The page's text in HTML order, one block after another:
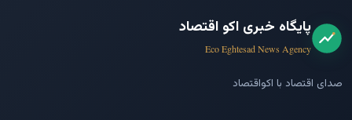
پایگاه خبری اکو اقتصاد
Eco Eghtesad News Agency
صدای اقتصاد با اکواقتصاد